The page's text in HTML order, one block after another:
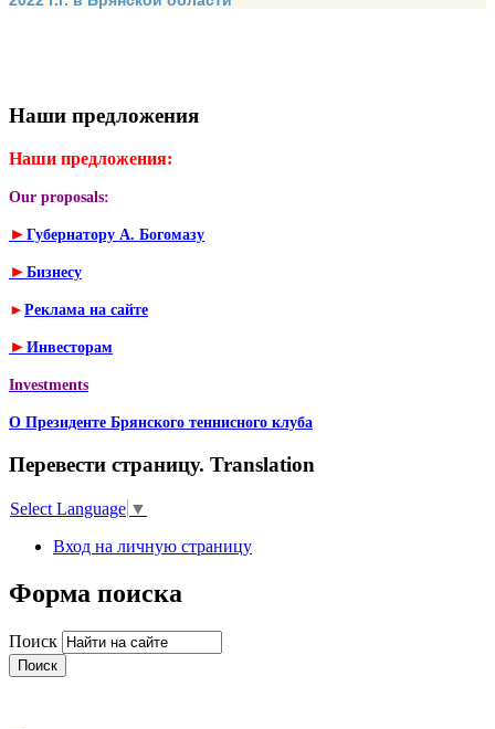
Наши предложения
Наши предложения:
Our proposals:
► Губернатору А. Богомазу
► Бизнесу
► Реклама на сайте
► Инвесторам
Investments
О Президенте Брянского теннисного клуба
Перевести страницу. Translation
Select Language ▼
Вход на личную страницу
Форма поиска
Поиск